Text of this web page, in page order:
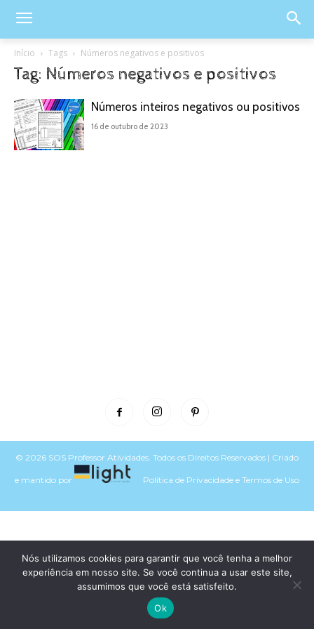
Início Tags Números negativos e positivos
Tag: Números negativos e positivos
Números inteiros negativos ou positivos
16 de outubro de 2023
© 2026 SOS Professor Atividades. Todos os Direitos Reservados | Criado
e mantido por Política de Privacidade e Termos de Uso
Nós utilizamos cookies para garantir que você tenha a melhor
experiência em nosso site. Se você continua a usar este site,
assumimos que você está satisfeito.
Ok